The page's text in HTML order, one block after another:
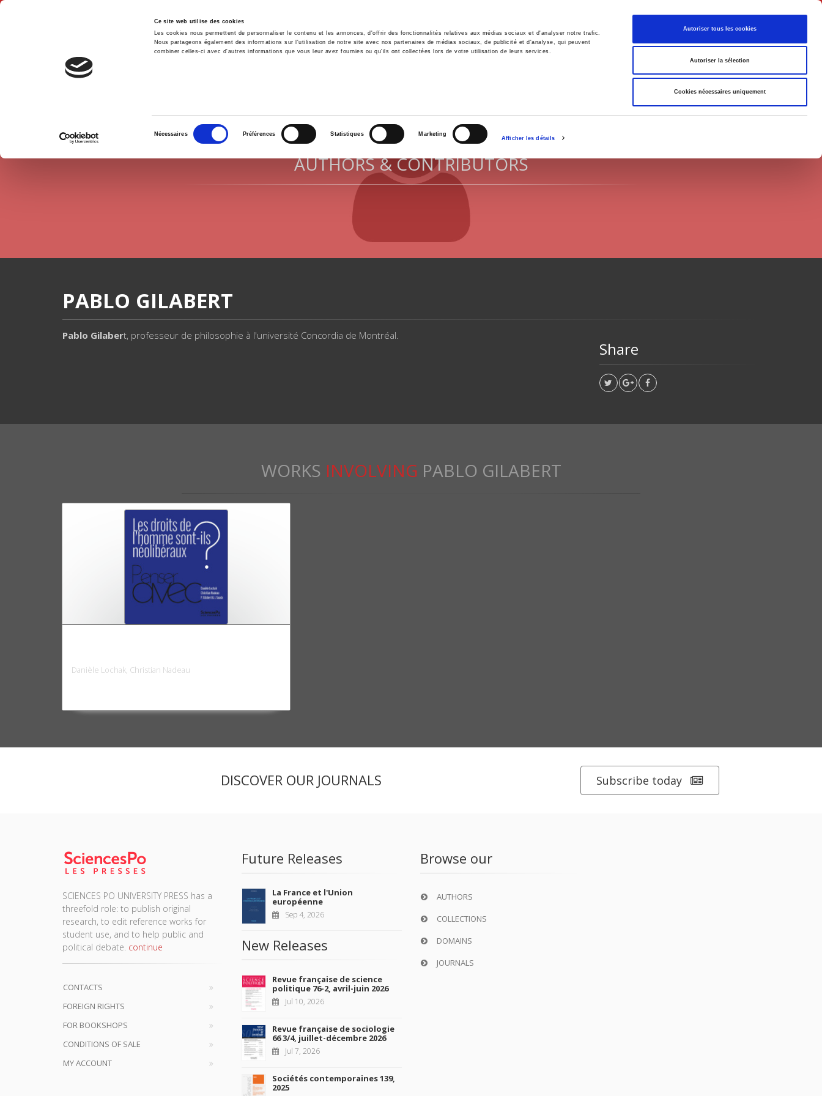
Ce site web utilise des cookies
Les cookies nous permettent de personnaliser le contenu et les annonces, d'offrir des fonctionnalités relatives aux médias sociaux et d'analyser notre trafic.
Nous partageons également des informations sur l'utilisation de notre site avec nos partenaires de médias sociaux, de publicité et d'analyse, qui peuvent
combiner celles-ci avec d'autres informations que vous leur avez fournies ou qu'ils ont collectées lors de votre utilisation de leurs services.
consentement
Nécessaires Préférences Statistiques Marketing
Afficher les détails
Autoriser tous les cookies
Autoriser la sélection
Cookies nécessaires uniquement
English
Home Environment History International Politics
AUTHORS & CONTRIBUTORS
PABLO GILABERT
Pablo Gilabert, professeur de philosophie à l'université Concordia de Montréal.
Share
WORKS INVOLVING PABLO GILABERT
Danièle Lochak, Christian Nadeau
DISCOVER OUR JOURNALS Subscribe today
SCIENCES PO UNIVERSITY PRESS has a
threefold role: to publish original
research, to edit reference works for
student use, and to help public and
political debate. continue
CONTACTS
FOREIGN RIGHTS
FOR BOOKSHOPS
CONDITIONS OF SALE
MY ACCOUNT
Future Releases
La France et l'Union
européenne
Sep 4, 2026
New Releases
Revue française de science
politique 76-2, avril-juin 2026
Jul 10, 2026
Revue française de sociologie
66 3/4, juillet-décembre 2026
Jul 7, 2026
Sociétés contemporaines 139,
2025
Browse our
AUTHORS
COLLECTIONS
DOMAINS
JOURNALS